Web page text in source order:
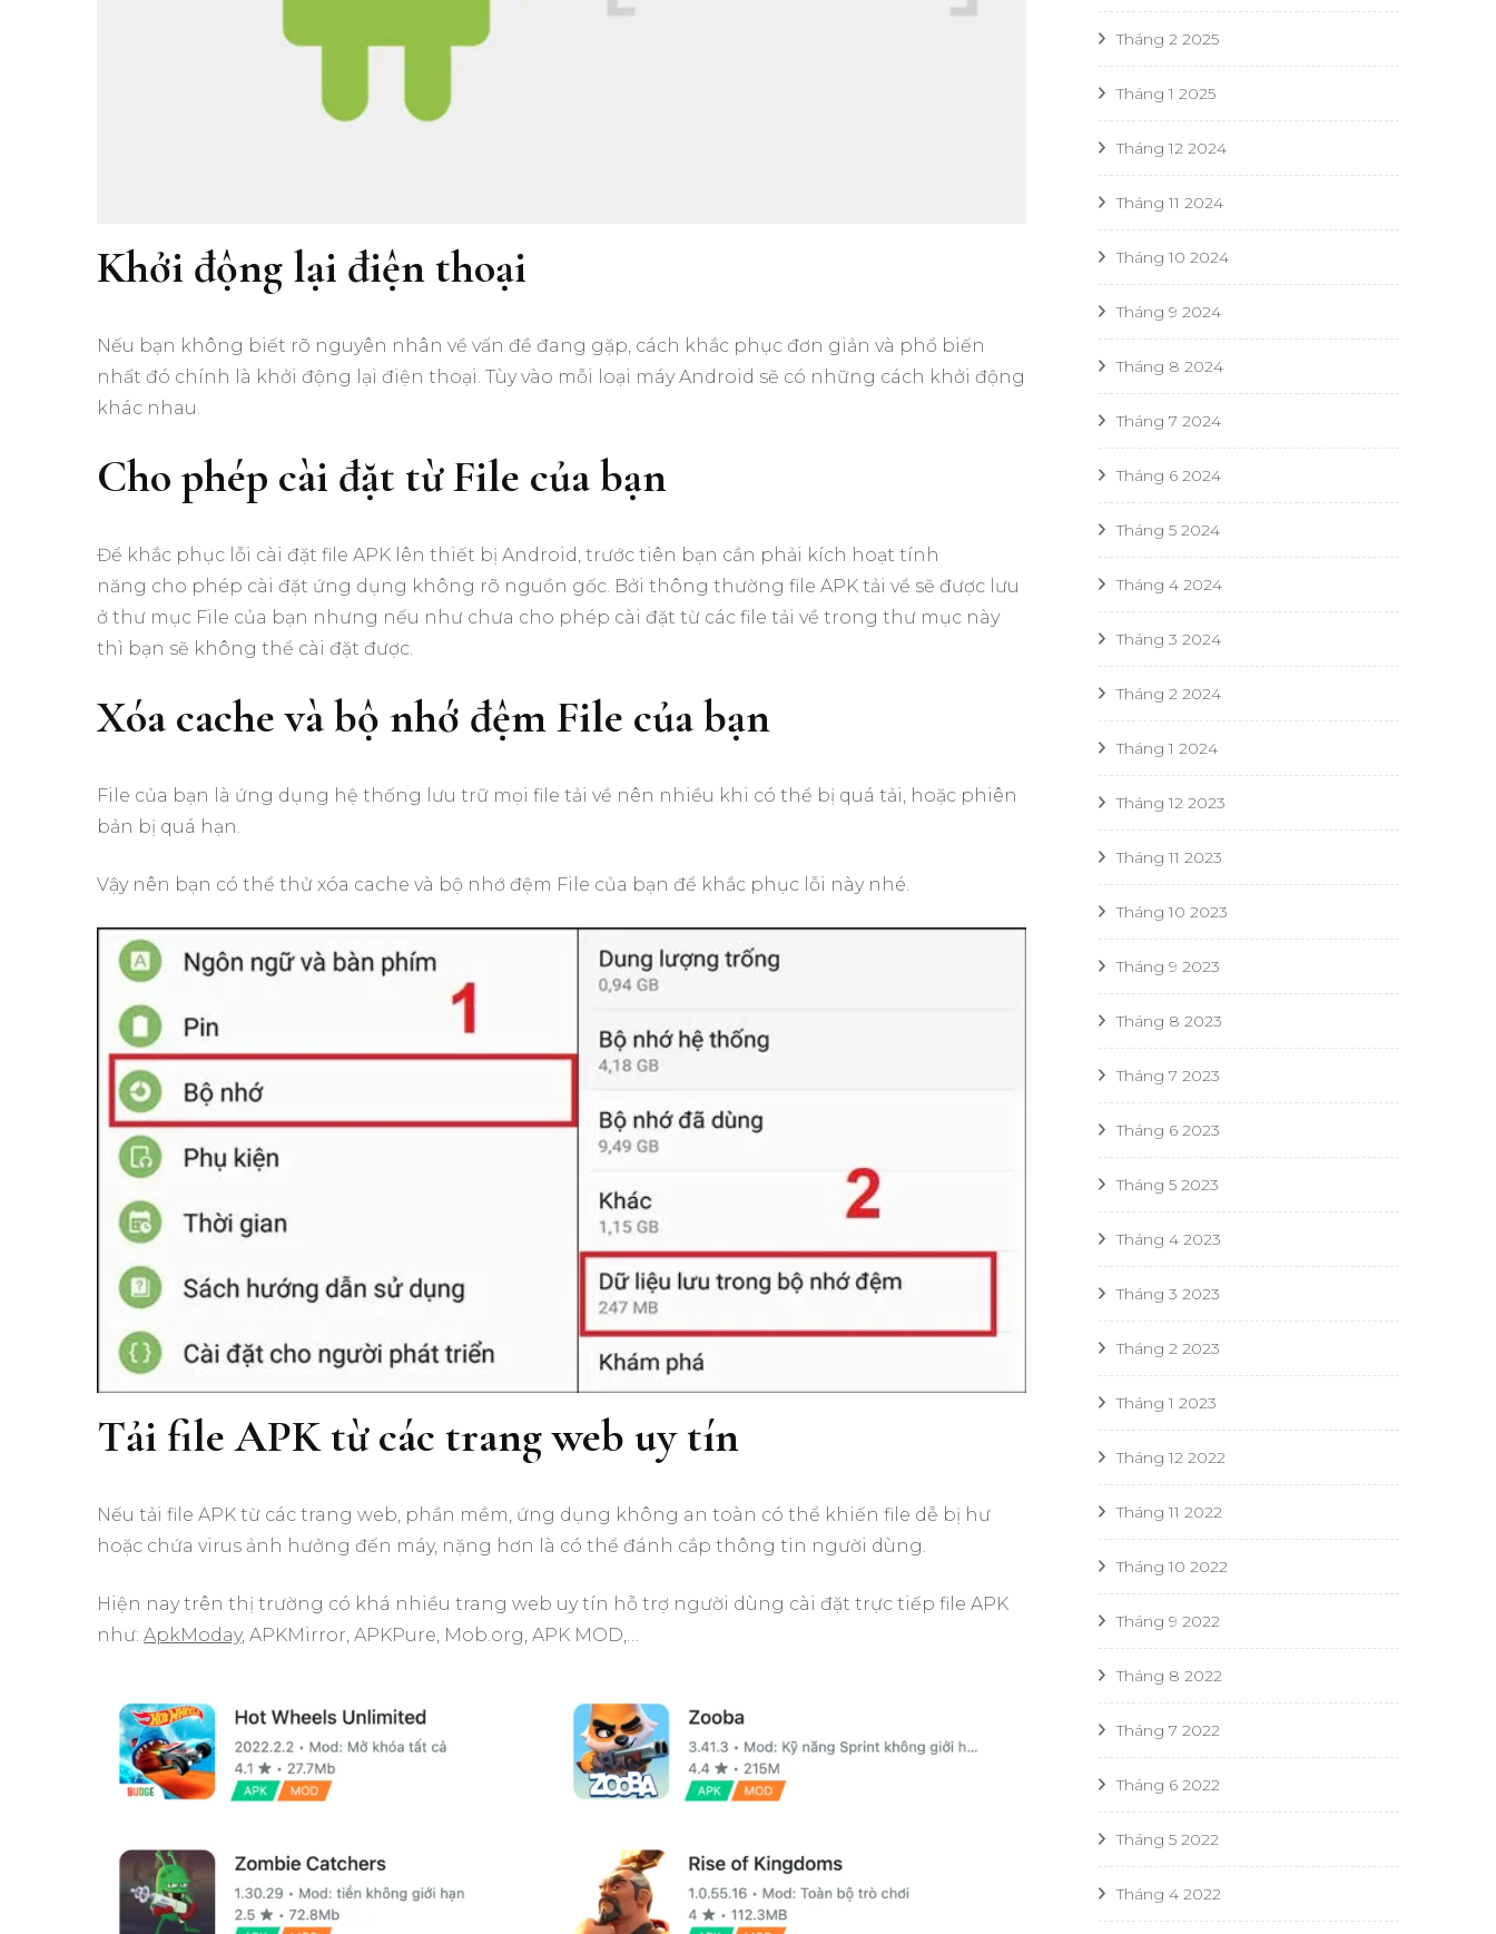
Khởi động lại điện thoại
Nếu bạn không biết rõ nguyên nhân về vấn đề đang gặp, cách khắc phục đơn giản và phổ biến
nhất đó chính là khởi động lại điện thoại. Tùy vào mỗi loại máy Android sẽ có những cách khởi động
khác nhau.
Cho phép cài đặt từ File của bạn
Để khắc phục lỗi cài đặt file APK lên thiết bị Android, trước tiên bạn cần phải kích hoạt tính
năng cho phép cài đặt ứng dụng không rõ nguồn gốc. Bởi thông thường file APK tải về sẽ được lưu
ở thư mục File của bạn nhưng nếu như chưa cho phép cài đặt từ các file tải về trong thư mục này
thì bạn sẽ không thể cài đặt được.
Xóa cache và bộ nhớ đệm File của bạn
File của bạn là ứng dụng hệ thống lưu trữ mọi file tải về nên nhiều khi có thể bị quá tải, hoặc phiên
bản bị quá hạn.
Vậy nên bạn có thể thử xóa cache và bộ nhớ đệm File của bạn để khắc phục lỗi này nhé.
Tải file APK từ các trang web uy tín
Nếu tải file APK từ các trang web, phần mềm, ứng dụng không an toàn có thể khiến file dễ bị hư
hoặc chứa virus ảnh hưởng đến máy, nặng hơn là có thể đánh cắp thông tin người dùng.
Hiện nay trên thị trường có khá nhiều trang web uy tín hỗ trợ người dùng cài đặt trực tiếp file APK
như: ApkModay, APKMirror, APKPure, Mob.org, APK MOD,…
Tháng 2 2025
Tháng 1 2025
Tháng 12 2024
Tháng 11 2024
Tháng 10 2024
Tháng 9 2024
Tháng 8 2024
Tháng 7 2024
Tháng 6 2024
Tháng 5 2024
Tháng 4 2024
Tháng 3 2024
Tháng 2 2024
Tháng 1 2024
Tháng 12 2023
Tháng 11 2023
Tháng 10 2023
Tháng 9 2023
Tháng 8 2023
Tháng 7 2023
Tháng 6 2023
Tháng 5 2023
Tháng 4 2023
Tháng 3 2023
Tháng 2 2023
Tháng 1 2023
Tháng 12 2022
Tháng 11 2022
Tháng 10 2022
Tháng 9 2022
Tháng 8 2022
Tháng 7 2022
Tháng 6 2022
Tháng 5 2022
Tháng 4 2022